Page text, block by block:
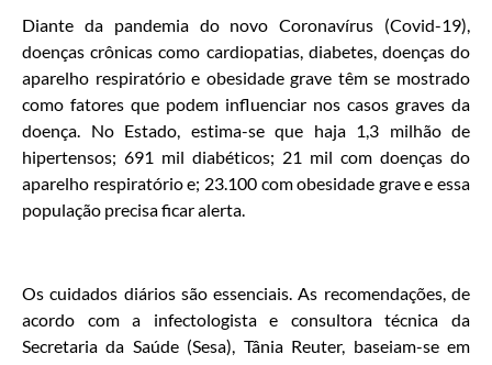
Diante da pandemia do novo Coronavírus (Covid-19),
doenças crônicas como cardiopatias, diabetes, doenças do
aparelho respiratório e obesidade grave têm se mostrado
como fatores que podem influenciar nos casos graves da
doença. No Estado, estima-se que haja 1,3 milhão de
hipertensos; 691 mil diabéticos; 21 mil com doenças do
aparelho respiratório e; 23.100 com obesidade grave e essa
população precisa ficar alerta.
Os cuidados diários são essenciais. As recomendações, de
acordo com a infectologista e consultora técnica da
Secretaria da Saúde (Sesa), Tânia Reuter, baseiam-se em